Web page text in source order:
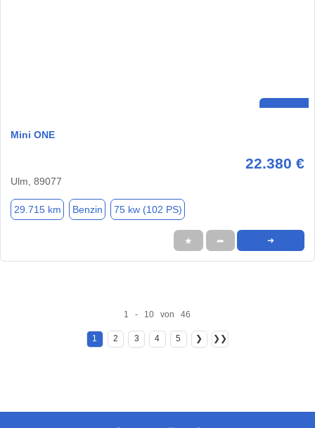
Mini ONE
22.380 €
Ulm, 89077
29.715 km Benzin 75 kw (102 PS)
★ ➦ ➜
1 - 10 von 46
1 2 3 4 5 ❯ ❯❯